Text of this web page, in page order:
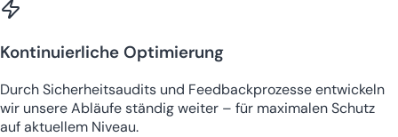
Kontinuierliche Optimierung
Durch Sicherheitsaudits und Feedbackprozesse entwickeln
wir unsere Abläufe ständig weiter – für maximalen Schutz
auf aktuellem Niveau.